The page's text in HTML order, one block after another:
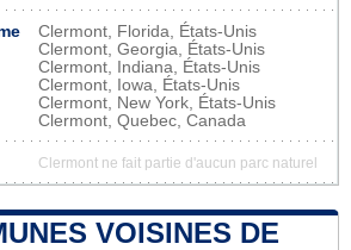
Clermont, Florida, États-Unis
Clermont, Georgia, États-Unis
Clermont, Indiana, États-Unis
Clermont, Iowa, États-Unis
Clermont, New York, États-Unis
Clermont, Quebec, Canada
Clermont ne fait partie d'aucun parc naturel
VOISINES DE